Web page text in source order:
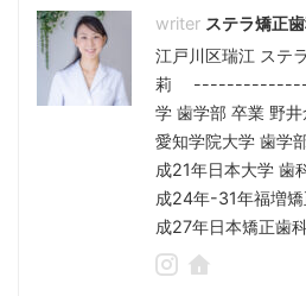
ステラ矯正
江戸川区瑞江 ステ
莉 --------------
学 歯学部 卒業
愛知学院大学 歯
成21年日本大学
成24年-31年福増
成27年日本矯正歯